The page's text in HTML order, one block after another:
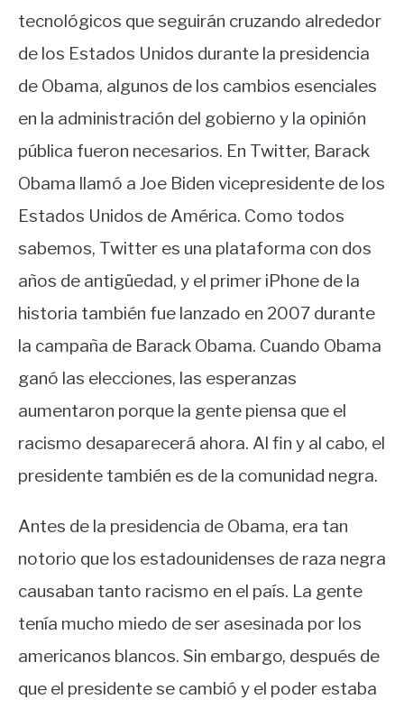
tecnológicos que seguirán cruzando alrededor
de los Estados Unidos durante la presidencia
de Obama, algunos de los cambios esenciales
en la administración del gobierno y la opinión
pública fueron necesarios. En Twitter, Barack
Obama llamó a Joe Biden vicepresidente de los
Estados Unidos de América. Como todos
sabemos, Twitter es una plataforma con dos
años de antigüedad, y el primer iPhone de la
historia también fue lanzado en 2007 durante
la campaña de Barack Obama. Cuando Obama
ganó las elecciones, las esperanzas
aumentaron porque la gente piensa que el
racismo desaparecerá ahora. Al fin y al cabo, el
presidente también es de la comunidad negra.
Antes de la presidencia de Obama, era tan
notorio que los estadounidenses de raza negra
causaban tanto racismo en el país. La gente
tenía mucho miedo de ser asesinada por los
americanos blancos. Sin embargo, después de
que el presidente se cambió y el poder estaba